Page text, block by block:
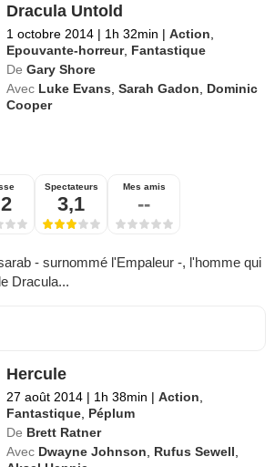
Dracula Untold
1 octobre 2014 | 1h 32min | Action
Epouvante-horreur, Fantastique
De Gary Shore
Avec Luke Evans ,Sarah Gadon
Dominic
Cooper
Spectateurs
3,1
Mes amis
--
- surnommé l'Empaleur -, l'homme qui
Dracula...
Hercule
27 août 2014 | 1h 38min | Action,
Fantastique, Péplum
De Brett Ratner
Avec Dwayne Johnson, Rufus Sewell,